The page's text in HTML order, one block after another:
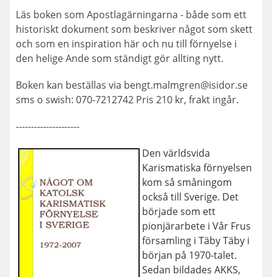
Läs boken som Apostlagärningarna - både som ett
historiskt dokument som beskriver något som skett
och som en inspiration här och nu till förnyelse i
den helige Ande som ständigt gör allting nytt.
Boken kan beställas via bengt.malmgren@isidor.se
sms o swish: 070-7212742 Pris 210 kr, frakt ingår.
---------------------
Den världsvida
Karismatiska förnyelsen
kom så småningom
också till Sverige. Det
började som ett
pionjärarbete i Vår Frus
församling i Täby Täby i
början på 1970-talet.
Sedan bildades AKKS,